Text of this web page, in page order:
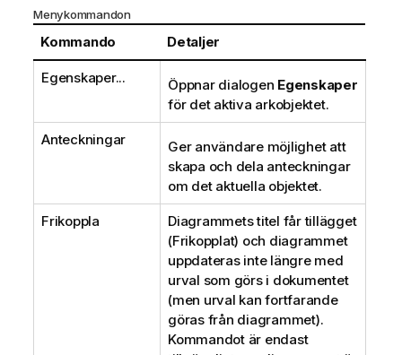
Menykommandon
Kommando Detaljer
Egenskaper... Öppnar dialogen Egenskaper
för det aktiva arkobjektet.
Anteckningar
Ger användare möjlighet att
skapa och dela anteckningar
om det aktuella objektet.
Frikoppla
Diagrammets titel får tillägget
(Frikopplat) och diagrammet
uppdateras inte längre med
urval som görs i dokumentet
(men urval kan fortfarande
göras från diagrammet).
Kommandot är endast